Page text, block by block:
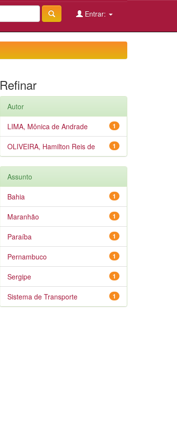
Entrar:
Refinar
Autor
1
LIMA, Mônica de Andrade
1
OLIVEIRA, Hamilton Reis de
Assunto
1
Bahia
1
Maranhão
1
Paraíba
1
Pernambuco
1
Sergipe
1
Sistema de Transporte